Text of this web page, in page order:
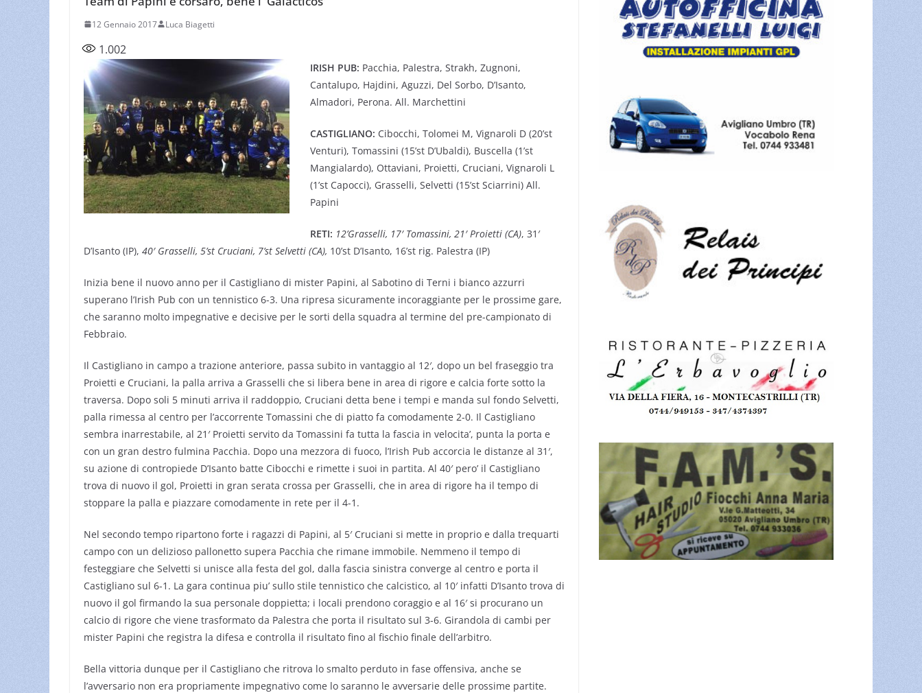
12 Gennaio 2017 Luca Biagetti
1.002
IRISH PUB: Pacchia, Palestra, Strakh, Zugnoni,
Cantalupo, Hajdini, Aguzzi, Del Sorbo, D’Isanto,
Almadori, Perona. All. Marchettini
CASTIGLIANO: Cibocchi, Tolomei M, Vignaroli D (20’st
Venturi), Tomassini (15’st D’Ubaldi), Buscella (1’st
Mangialardo), Ottaviani, Proietti, Cruciani, Vignaroli L
(1’st Capocci), Grasselli, Selvetti (15’st Sciarrini) All.
Papini
RETI: 12’Grasselli, 17′ Tomassini, 21′ Proietti (CA), 31′
D’Isanto (IP), 40′ Grasselli, 5’st Cruciani, 7’st Selvetti (CA), 10’st D’Isanto, 16’st rig. Palestra (IP)
Inizia bene il nuovo anno per il Castigliano di mister Papini, al Sabotino di Terni i bianco azzurri
superano l’Irish Pub con un tennistico 6-3. Una ripresa sicuramente incoraggiante per le prossime gare,
che saranno molto impegnative e decisive per le sorti della squadra al termine del pre-campionato di
Febbraio.
Il Castigliano in campo a trazione anteriore, passa subito in vantaggio al 12′, dopo un bel fraseggio tra
Proietti e Cruciani, la palla arriva a Grasselli che si libera bene in area di rigore e calcia forte sotto la
traversa. Dopo soli 5 minuti arriva il raddoppio, Cruciani detta bene i tempi e manda sul fondo Selvetti,
palla rimessa al centro per l’accorrente Tomassini che di piatto fa comodamente 2-0. Il Castigliano
sembra inarrestabile, al 21′ Proietti servito da Tomassini fa tutta la fascia in velocita’, punta la porta e
con un gran destro fulmina Pacchia. Dopo una mezzora di fuoco, l’Irish Pub accorcia le distanze al 31′,
su azione di contropiede D’Isanto batte Cibocchi e rimette i suoi in partita. Al 40′ pero’ il Castigliano
trova di nuovo il gol, Proietti in gran serata crossa per Grasselli, che in area di rigore ha il tempo di
stoppare la palla e piazzare comodamente in rete per il 4-1.
Nel secondo tempo ripartono forte i ragazzi di Papini, al 5′ Cruciani si mette in proprio e dalla trequarti
campo con un delizioso pallonetto supera Pacchia che rimane immobile. Nemmeno il tempo di
festeggiare che Selvetti si unisce alla festa del gol, dalla fascia sinistra converge al centro e porta il
Castigliano sul 6-1. La gara continua piu’ sullo stile tennistico che calcistico, al 10′ infatti D’Isanto trova di
nuovo il gol firmando la sua personale doppietta; i locali prendono coraggio e al 16′ si procurano un
calcio di rigore che viene trasformato da Palestra che porta il risultato sul 3-6. Girandola di cambi per
mister Papini che registra la difesa e controlla il risultato fino al fischio finale dell’arbitro.
Bella vittoria dunque per il Castigliano che ritrova lo smalto perduto in fase offensiva, anche se
l’avversario non era propriamente impegnativo come lo saranno le avversarie delle prossime partite.